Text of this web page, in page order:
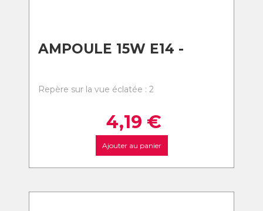
AMPOULE 15W E14 -
Repère sur la vue éclatée : 2
4,19 €
Ajouter au panier